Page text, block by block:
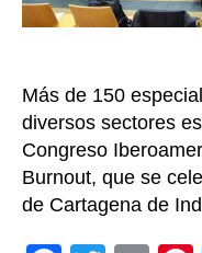
Más de 150
diversos sectores
Congreso
Burnout, que se
de Cartagena de